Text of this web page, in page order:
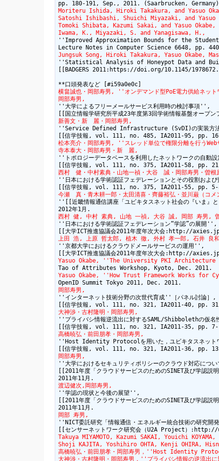
Moriteru Ishida, Hiroki Takakura, and Yasuo
Satoshi Ishibashi, Shuichi Miyazaki, and
Tomoki Shibata, Kazumi Sakai, and Yasuo
Iwama, K., Miyazaki, S. and Yanagisawa, H.,
''Improved Approximation Bounds for the
Jungsuk Song, Hiroki Takakura, Yasuo Okabe,
''Statistical Analysis of Honeypot Data and
[[BADGERS 2011:https://doi.org/10.1145/
横畠誠也・岡部寿男, ''オンデマンド型PoE電力供給ネッ
岡部寿男,
''大学によるフリーメールサービス利用時の検討事項'',
新善文・新　麗・岡部寿男,
''Service Defined Infrastructure (SvDI)の実装方
松本亮介・岡部寿男, ''スレッド単位で権限分離を行
寺本泰大・岡部寿男・新　麗,
''トポロジーデータベースを利用したネットワークの自動
西村　健・中村素典・山地一禎・大谷　誠・岡部寿男・曽
''日本における学術認証フェデレーションとその役割およ
今瀬　真・青木耕一郎・太田清喜・齊藤裕弘・並川巌（コ
''[[近畿情報通信講座「ユビキタスネット社会の『い
西村 健, 中村 素典, 山地 一禎, 大谷 誠, 岡部 寿男,
''日本における学術認証フェデレーション“学認”の展開'',
上田 浩, 上原 哲太郎, 植木 徹, 外村 孝一郎, 石井
''京都大学におけるクラウドメールサービスの運用'',
Yasuo Okabe, ''The University PKI
Yasuo Okabe, ''How Trust Framework Works
岡部寿男,
''インターネット技術分野の次世代育成''［パネル討論］,
大神渉・古村隆明・岡部寿男,
''プライバシ情報逆流出に対するSAML/Shibbolethの仮
高橋暁弘・前田朋孝・岡部寿男,
''Host Identity Protocolを用いた，ユビキタスネット
岡部寿男,
''大学におけるセキュリティポリシーのクラウド対応につ
[[2011年度「クラウドサービスのためのSINET及び
渡辺健次,岡部寿男,
''学認の現状と今後の展望'',
[[2011年度「クラウドサービスのためのSINET及び
岡部 寿男,
''NICT委託研究「情報通信・エネルギー統合技術の研究
Takuya MIYAMOTO, Kazumi SAKAI, Youichi
Shoji KAJITA, Yoshihiro OHTA, Kenji OHIRA,
高橋暁弘・前田朋孝・岡部寿男，''Host Identity
大神渉・古村隆明・岡部寿男，''プライバシ情報の